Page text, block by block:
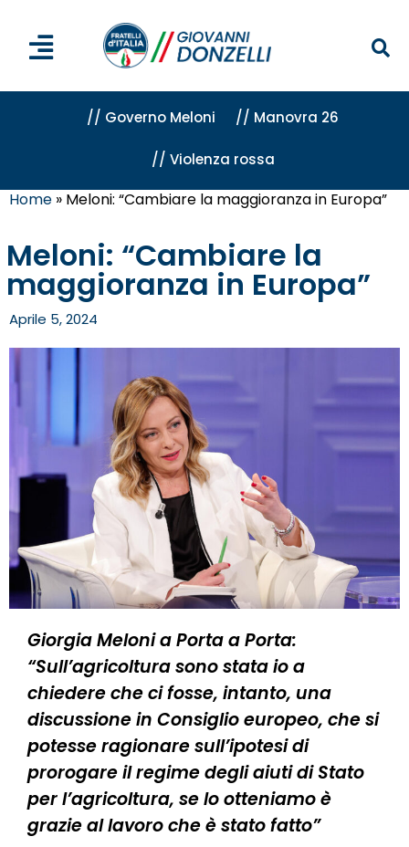
// Governo Meloni // Manovra 26
// Violenza rossa
Home » Meloni: “Cambiare la maggioranza in Europa”
Meloni: “Cambiare la
maggioranza in Europa”
Aprile 5, 2024
Giorgia Meloni a Porta a Porta:
“Sull’agricoltura sono stata io a
chiedere che ci fosse, intanto, una
discussione in Consiglio europeo, che si
potesse ragionare sull’ipotesi di
prorogare il regime degli aiuti di Stato
per l’agricoltura, se lo otteniamo è
grazie al lavoro che è stato fatto”